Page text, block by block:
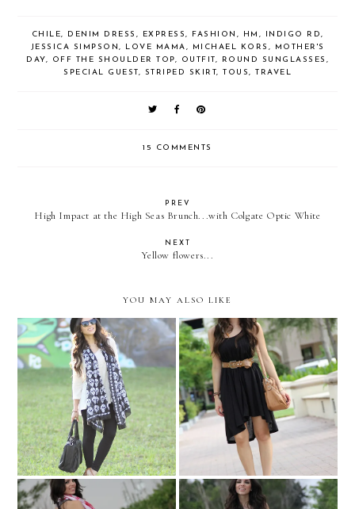
CHILE, DENIM DRESS , EXPRESS, FASHION , HM , INDIGO RD,
JESSICA SIMPSON, LOVE MAMA, MICHAEL KORS ,
MOTHER'S
DAY, OFF THE SHOULDER TOP, OUTFIT, ROUND SUNGLASSES ,
SPECIAL GUEST, STRIPED SKIRT, TOUS, TRAVEL
15 COMMENTS
PREV
High Impact at the High Seas Brunch...with Colgate Optic White
NEXT
Yellow flowers...
YOU MAY ALSO LIKE
White skulls 100 montaditos